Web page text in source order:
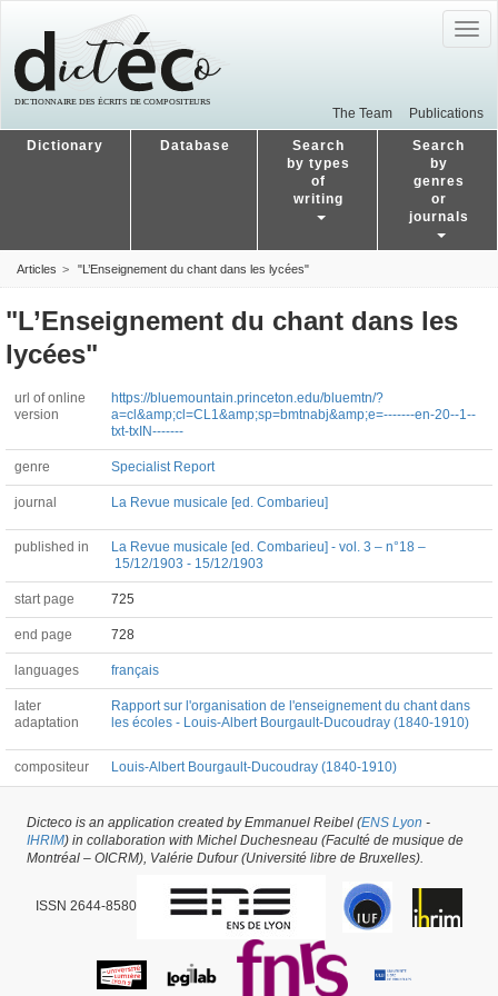
The Team Publications
Dictionary Database
Search
by types
of
writing
Search
by
genres
or
journals
Articles "L’Enseignement du chant dans les lycées"
"L’Enseignement du chant dans les
lycées"
url of online
version
https://bluemountain.princeton.edu/bluemtn/?
a=cl&amp;cl=CL1&amp;sp=bmtnabj&amp;e=-------en-20--1--
txt-txIN-------
genre Specialist Report
journal La Revue musicale [ed. Combarieu]
published in
La Revue musicale [ed. Combarieu] - vol. 3 – n°18 –
15/12/1903 - 15/12/1903
start page 725
end page 728
languages français
later
adaptation
Rapport sur l'organisation de l'enseignement du chant dans
les écoles - Louis-Albert Bourgault-Ducoudray (1840-1910)
compositeur Louis-Albert Bourgault-Ducoudray (1840-1910)
Article #53607 - latest update on 29/05/2026,created on 08/04/2021 by
Asimov
Dicteco is an application created by Emmanuel Reibel (ENS Lyon -
IHRIM) in collaboration with Michel Duchesneau (Faculté de musique de
Montréal – OICRM), Valérie Dufour (Université libre de Bruxelles).
ISSN 2644-8580